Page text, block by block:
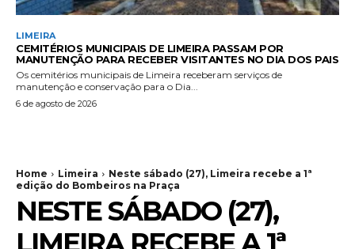
LIMEIRA
CEMITÉRIOS MUNICIPAIS DE LIMEIRA PASSAM POR
MANUTENÇÃO PARA RECEBER VISITANTES NO DIA DOS PAIS
Os cemitérios municipais de Limeira receberam serviços de
manutenção e conservação para o Dia...
6 de agosto de 2026